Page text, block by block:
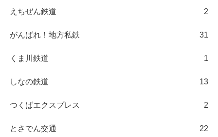
えちぜん鉄道 2
がんばれ！地方私鉄 31
くま川鉄道 1
しなの鉄道 13
つくばエクスプレス 2
とさでん交通 22